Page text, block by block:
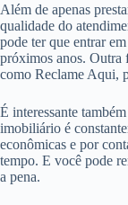
Além de apenas
qualidade do
pode ter que entrar
próximos anos. Outra
como Reclame Aqui,
É interessante
imobiliário é
econômicas e por
tempo. E você pode
a pena.